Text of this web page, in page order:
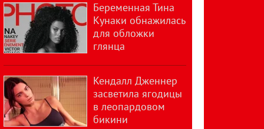
Беременная Тина
Кунаки обнажилась
для обложки
глянца
Кендалл Дженнер
засветила ягодицы
в леопардовом
бикини